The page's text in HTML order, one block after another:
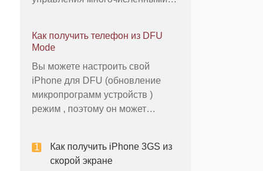
Восстановление вашего iPhone
используйте Itunes , чтобы
восстановить его до
нормального рабочего состояния
. Как
Как получить телефон из DFU
Mode
Вы можете настроить свой
iPhone для DFU (обновление
микропрограмм устройств )
режим , поэтому он может
системы устройства . DFU режим
в основном используется для
Как получить iPhone 3GS из
скорой экране